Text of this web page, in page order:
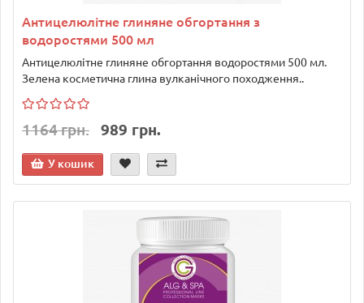
Антицелюлітне глиняне обгортання з
водоростями 500 мл
Антицелюлітне глиняне обгортання водоростями 500 мл.
Зелена косметична глина вулканічного походження..
1164 грн. 989 грн.
У кошик